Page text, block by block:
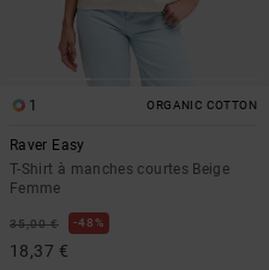
1 ORGANIC COTTON
Raver Easy
T-Shirt à manches courtes Beige
Femme
35,00 € 48%
18,37 €